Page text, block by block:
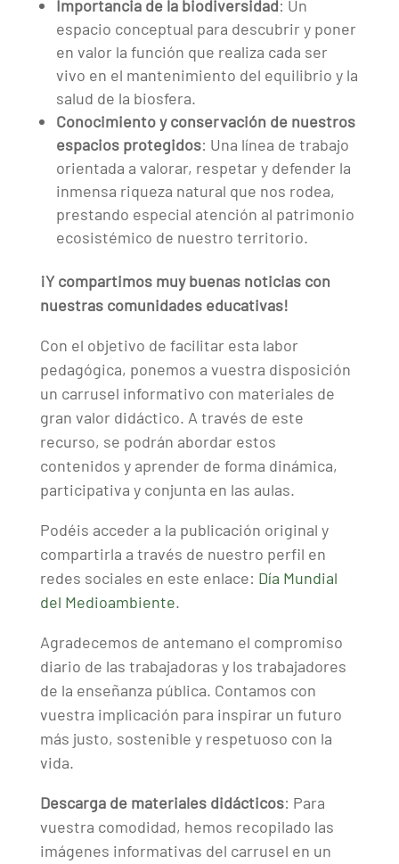
Importancia de la biodiversidad: Un
espacio conceptual para descubrir y poner
en valor la función que realiza cada ser
vivo en el mantenimiento del equilibrio y la
salud de la biosfera.
Conocimiento y conservación de nuestros
espacios protegidos: Una línea de trabajo
orientada a valorar, respetar y defender la
inmensa riqueza natural que nos rodea,
prestando especial atención al patrimonio
ecosistémico de nuestro territorio.
¡Y compartimos muy buenas noticias con
nuestras comunidades educativas!
Con el objetivo de facilitar esta labor
pedagógica, ponemos a vuestra disposición
un carrusel informativo con materiales de
gran valor didáctico. A través de este
recurso, se podrán abordar estos
contenidos y aprender de forma dinámica,
participativa y conjunta en las aulas.
Podéis acceder a la publicación original y
compartirla a través de nuestro perfil en
redes sociales en este enlace: Día Mundial
del Medioambiente.
Agradecemos de antemano el compromiso
diario de las trabajadoras y los trabajadores
de la enseñanza pública. Contamos con
vuestra implicación para inspirar un futuro
más justo, sostenible y respetuoso con la
vida.
Descarga de materiales didácticos: Para
vuestra comodidad, hemos recopilado las
imágenes informativas del carrusel en un